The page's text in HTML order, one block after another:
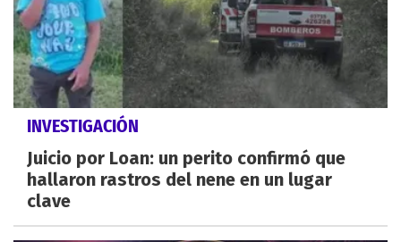
INVESTIGACIÓN
Juicio por Loan: un perito confirmó que
hallaron rastros del nene en un lugar
clave